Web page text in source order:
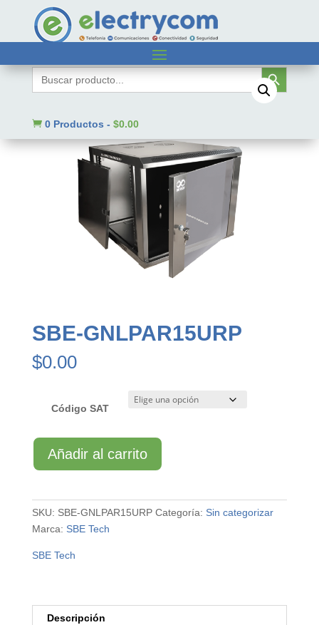
Buscar: Botón de búsqueda
 0 Productos - $0.00
/ SBE-GNLPAR15URP
SBE-GNLPAR15URP
$0.00
Código SAT
SBE-
GNLPAR15URP
Añadir al carrito
SKU: SBE-GNLPAR15URP Categoría: Sin categorizar
Marca: SBE Tech
SBE Tech
Descripción